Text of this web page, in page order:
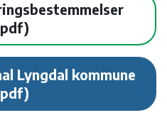
Lyngdal kommune